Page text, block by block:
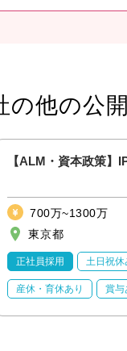
他の公
【ALM・資本政策】
700万~1300万
東京都
正社員採用 土日祝休
産休・育休あり 賞与